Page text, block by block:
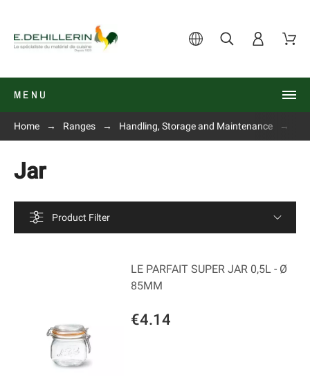
MENU
Home Ranges Handling, Storage and Maintenance
Jar
Product Filter
€4.14
LE PARFAIT SUPER JAR 0,5L - Ø
85MM